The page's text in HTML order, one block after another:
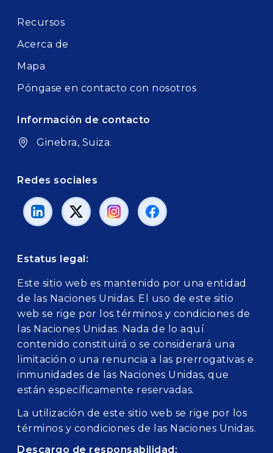
Recursos
Acerca de
Mapa
Póngase en contacto con nosotros
Información de contacto
Ginebra, Suiza.
Redes sociales
Estatus legal:
Este sitio web es mantenido por una entidad
de las Naciones Unidas. El uso de este sitio
web se rige por los términos y condiciones de
las Naciones Unidas. Nada de lo aquí
contenido constituirá o se considerará una
limitación o una renuncia a las prerrogativas e
inmunidades de las Naciones Unidas, que
están específicamente reservadas.
La utilización de este sitio web se rige por los
términos y condiciones de las Naciones Unidas.
Descargo de responsabilidad: